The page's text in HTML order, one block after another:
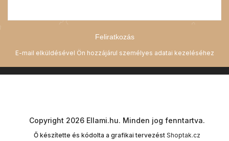
Feliratkozás
Copyright 2026 Ellami.hu. Minden jog fenntartva.
Ő készítette és kódolta a grafikai tervezést Shoptak.cz